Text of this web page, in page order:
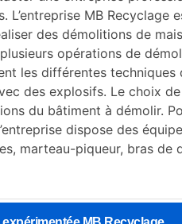
L’entreprise MB Recyclage
des démolitions de
opérations de
les différentes
des explosifs. Le choix
du bâtiment à démolir.
dispose des
marteau-piqueur, bras de